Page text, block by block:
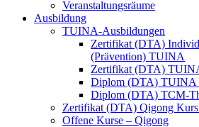
Veranstaltungsräume
Ausbildung
TUINA-Ausbildungen
Zertifikat (DTA)
(Prävention) TUINA
Zertifikat (DTA)
Diplom (DTA) TUINA
Diplom (DTA) TCM-
Zertifikat (DTA) Qigong
Offene Kurse – Qigong